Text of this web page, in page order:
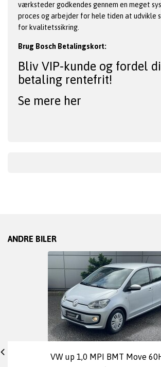
værksteder godkendes gennem en meget
proces og arbejder for hele tiden at udvikle
for kvalitetssikring.
Brug Bosch Betalingskort:
Bliv VIP-kunde og fordel
betaling rentefrit!
Se mere her
ANDRE BILER
VW up 1,0 MPI BMT Move